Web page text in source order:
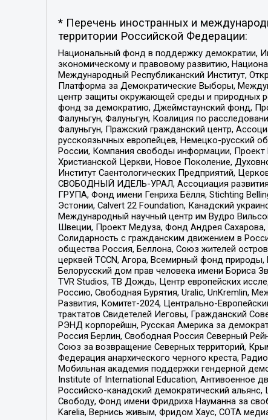
* Перечень иностранных и
территории Российской Федерации:
Национальный фонд в поддержку демократии,
экономическому и правовому развитию,
Международный Республиканский Институт,
Платформа за Демократические Выборы,
центр защиты окружающей среды и природных
фонд за демократию, Джеймстаунский фонд,
Фалуньгун, Фалуньгун, Коалиция по
Фалуньгун, Пражский гражданский центр,
русскоязычных европейцев, Немецко-русский
России, Компания свободы информации, Проект
Христианской Церкви, Новое Поколение,
Институт Саентологических Предприятий,
СВОБОДНЫЙ ИДЕЛЬ-УРАЛ, Ассоциация
ГРУПА, Фонд имени Генриха Бёлля, Stichting
Эстонии, Calvert 22 Foundation, Канадский
Международный научный центр им Вудро
Швеции, Проект Медуза, Фонд Андрея
Солидарность с гражданским движением в
общества Россия, Беллона, Союз жителей
церквей TCCN, Агора, Всемирный фонд
Белорусский дом прав человека имени Бориса
TVR Studios, ТВ Дождь, Центр европейских
Россию, Свободная Бурятия, Uralic, UnKremlin,
Развития, Комитет-2024, Центрально-
трактатов Свидетелей Иеговы, Гражданский
РЭНД корпорейшн, Русская Америка за
Россия Берлин, Свободная Россия Северный
Союз за возвращение Северных территорий,
Федерация анархического черного креста,
Мобильная академия поддержки гендерной
Institute of International Education, Антивоенное
Российско-канадский демократический
Свободу, Фонд имени Фридриха Науманна за
Karelia, Вернись живым, Фридом Хаус, СОТА